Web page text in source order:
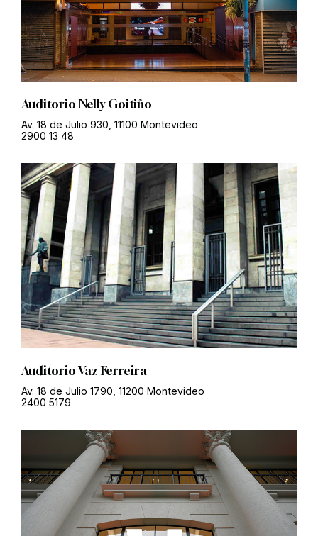
Auditorio Nelly Goitiño
Av. 18 de Julio 930, 11100 Montevideo
2900 13 48
Auditorio Vaz Ferreira
Av. 18 de Julio 1790, 11200 Montevideo
2400 5179